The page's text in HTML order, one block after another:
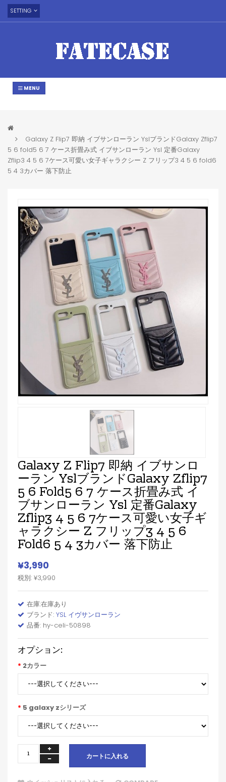
SETTING
MENU
Galaxy Z Flip7 即納 イブサンローラン YslブランドGalaxy Zflip7
5 6 fold5 6 7 ケース折畳み式 イブサンローラン Ysl 定番Galaxy
Zflip3 4 5 6 7ケース可愛い女子ギャラクシー Z フリップ3 4 5 6 fold6
5 4 3カバー 落下防止
Galaxy Z Flip7 即納 イブサンロ
ーラン YslブランドGalaxy Zflip7
5 6 Fold5 6 7 ケース折畳み式 イ
ブサンローラン Ysl 定番Galaxy
Zflip3 4 5 6 7ケース可愛い女子ギ
ャラクシー Z フリップ3 4 5 6
Fold6 5 4 3カバー 落下防止
¥3,990
税別: ¥3,990
在庫:在庫あり
ブランド: YSL イヴサンローラン
品番: hy-celi-50898
オプション:
2カラー
5 galaxy zシリーズ
カートに入れる